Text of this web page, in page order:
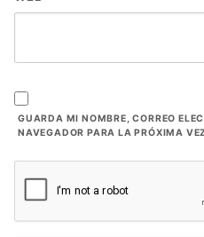
GUARDA MI NOMBRE, CORREO
NAVEGADOR PARA LA PRÓXIMA